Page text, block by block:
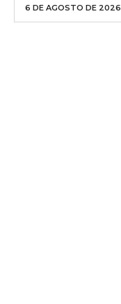
6 DE AGOSTO DE 2026